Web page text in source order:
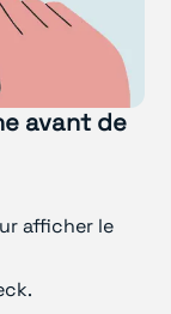
avant de
afficher le